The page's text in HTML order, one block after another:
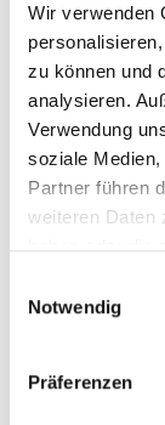
Wir verwenden
zu können und
analysieren.
Verwendung
soziale
Partner führen
weiteren Daten
haben oder die
Notwendig
Präferenzen
9010595667084
Farbe
Steinfarbe
weiß
Stein
Brill.